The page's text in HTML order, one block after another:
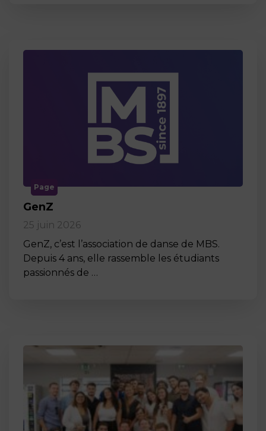
Page
GenZ
25 juin 2026
GenZ, c’est l’association de danse de MBS.
Depuis 4 ans, elle rassemble les étudiants
passionnés de …